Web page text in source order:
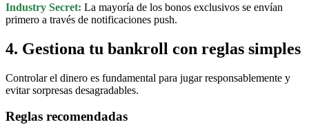
Industry Secret: La mayoría de los bonos exclusivos se envían
primero a través de notificaciones push.
4. Gestiona tu bankroll con reglas simples
Controlar el dinero es fundamental para jugar responsablemente y
evitar sorpresas desagradables.
Reglas recomendadas